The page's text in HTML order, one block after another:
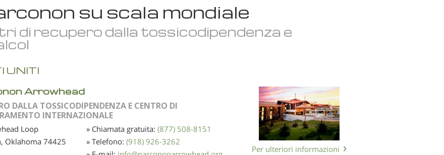
su scala mondiale
di recupero dalla tossicodipendenza e
UNITI
Arrowhead
DALLA TOSSICODIPENDENZA E CENTRO DI
INTERNAZIONALE
Loop
Oklahoma 74425
» Chiamata gratuita: (877) 508-8151
» Telefono: (918) 926-3262
Per ulteriori informazioni